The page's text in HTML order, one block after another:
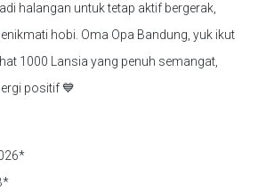
halangan untuk tetap aktif bergerak,
hobi. Oma Opa Bandung, yuk ikut
1000 Lansia yang penuh semangat,
positif 💙